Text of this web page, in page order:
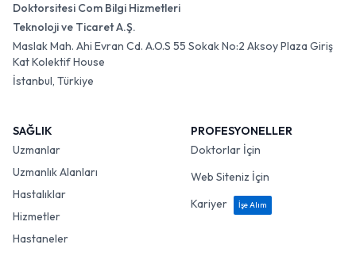
Doktorsitesi Com Bilgi Hizmetleri
Teknoloji ve Ticaret A.Ş.
Maslak Mah. Ahi Evran Cd. A.O.S 55 Sokak No:2 Aksoy Plaza Giriş
Kat Kolektif House
İstanbul, Türkiye
SAĞLIK
Uzmanlar
Uzmanlık Alanları
Hastalıklar
Hizmetler
Hastaneler
PROFESYONELLER
Doktorlar İçin
Web Siteniz İçin
Kariyer
İşe Alım